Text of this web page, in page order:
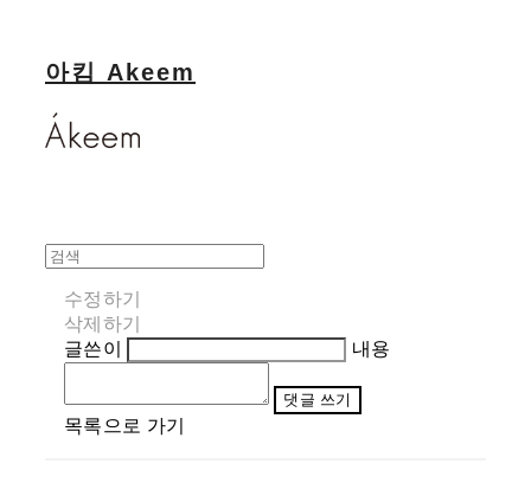
아킴 Akeem
수정하기
삭제하기
글쓴이
내용
댓글 쓰기
목록으로 가기